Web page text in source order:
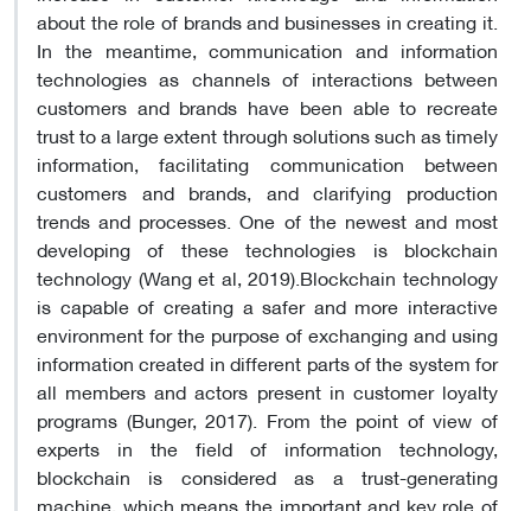
about the role of brands and businesses in creating it.
In the meantime, communication and information
technologies as channels of interactions between
customers and brands have been able to recreate
trust to a large extent through solutions such as timely
information, facilitating communication between
customers and brands, and clarifying production
trends and processes. One of the newest and most
developing of these technologies is blockchain
technology (Wang et al, 2019).Blockchain technology
is capable of creating a safer and more interactive
environment for the purpose of exchanging and using
information created in different parts of the system for
all members and actors present in customer loyalty
programs (Bunger, 2017). From the point of view of
experts in the field of information technology,
blockchain is considered as a trust-generating
machine, which means the important and key role of